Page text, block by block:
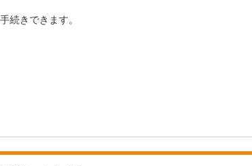
続きできます。